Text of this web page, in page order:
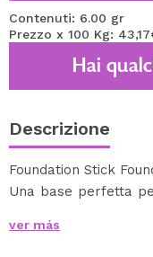
Contenuti: 6.00 gr
Prezzo x 100 Kg:
Hai
Descrizione
Foundation Stick
Una base perfetta
Ha una formula
ver más